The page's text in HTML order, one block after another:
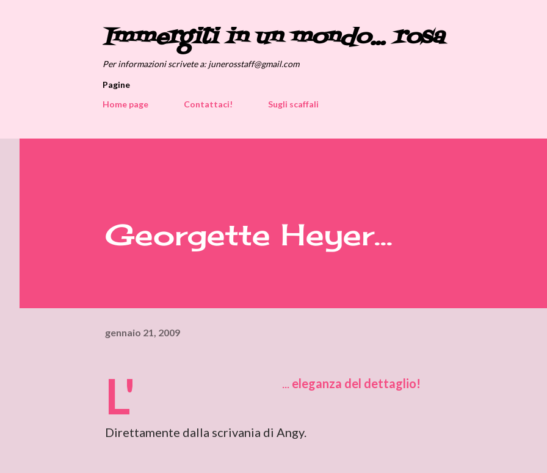
Immergiti in un mondo... rosa
Per informazioni scrivete a: junerosstaff@gmail.com
Pagine
Home page
Contattaci! Sugli scaffali
Georgette Heyer...
gennaio 21, 2009
...
L' eleganza del dettaglio!
Direttamente dalla scrivania di Angy.